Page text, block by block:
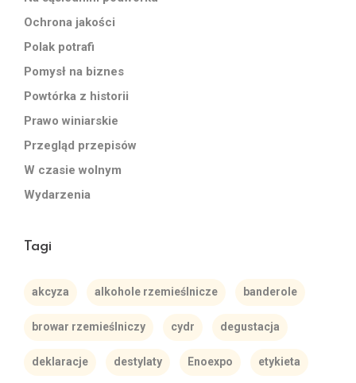
Ochrona jakości
Polak potrafi
Pomysł na biznes
Powtórka z historii
Prawo winiarskie
Przegląd przepisów
W czasie wolnym
Wydarzenia
Tagi
akcyza alkohole rzemieślnicze banderole
browar rzemieślniczy cydr degustacja
deklaracje destylaty Enoexpo etykieta